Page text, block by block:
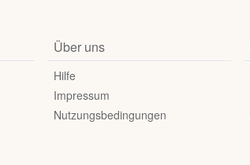
Über uns
Hilfe
Impressum
Nutzungsbedingungen